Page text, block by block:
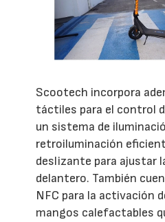
Scootech incorpora
táctiles para el control
un sistema de
retroiluminación
deslizante para ajustar
delantero. También
NFC para la activación
mangos calefactables